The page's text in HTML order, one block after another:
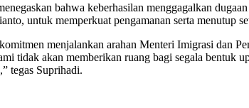
bahwa keberhasilan menggagalkan
untuk memperkuat pengamanan serta menutup
menjalankan arahan Menteri Imigrasi dan
tidak akan memberikan ruang bagi segala bentuk
tegas Suprihadi.